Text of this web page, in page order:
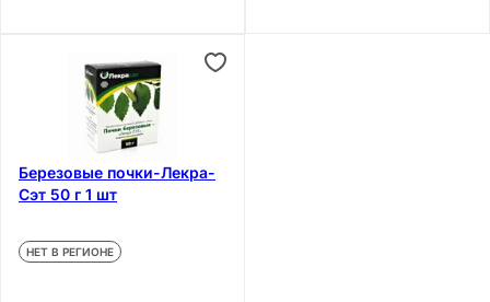
Березовые почки-Лекра-
Сэт 50 г 1 шт
НЕТ В РЕГИОНЕ